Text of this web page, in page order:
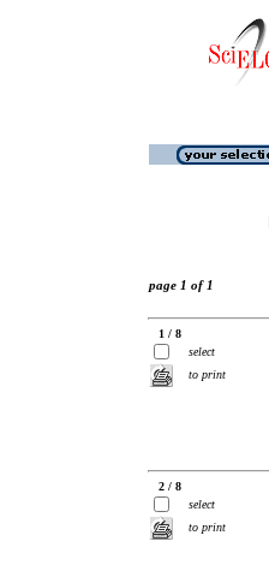
page 1 of 1
1 / 8
select
to print
2 / 8
select
to print